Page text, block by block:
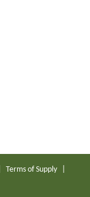
Terms of Supply